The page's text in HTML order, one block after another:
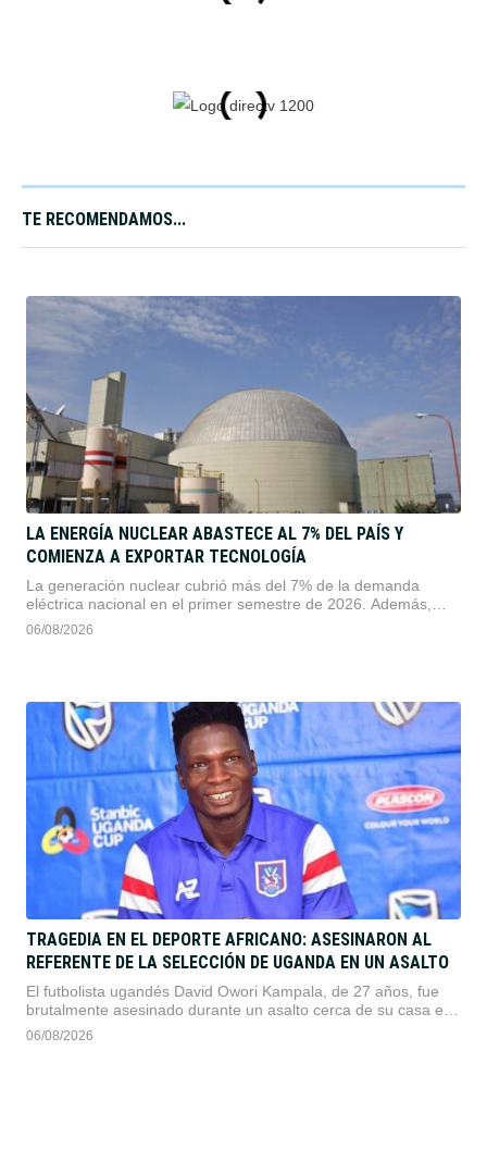
TE RECOMENDAMOS...
LA ENERGÍA NUCLEAR ABASTECE AL 7% DEL PAÍS Y
COMIENZA A EXPORTAR TECNOLOGÍA
La generación nuclear cubrió más del 7% de la demanda
eléctrica nacional en el primer semestre de 2026. Además,
Nucleoeléctrica Argentina creó una unidad de negocios
06/08/2026
TRAGEDIA EN EL DEPORTE AFRICANO: ASESINARON AL
REFERENTE DE LA SELECCIÓN DE UGANDA EN UN ASALTO
El futbolista ugandés David Owori Kampala, de 27 años, fue
brutalmente asesinado durante un asalto cerca de su casa en
Makindye. La muerte del capitán del SC Villa generó
06/08/2026